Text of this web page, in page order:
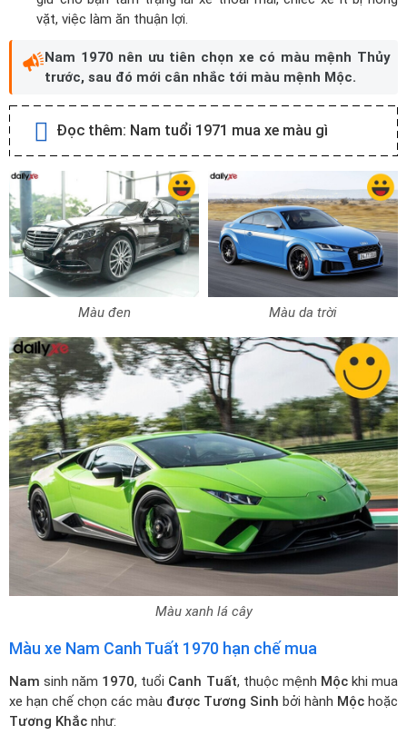
vặt, việc làm ăn thuận lợi.
Nam 1970 nên ưu tiên chọn xe có màu mệnh Thủy
trước, sau đó mới cân nhắc tới màu mệnh Mộc.
Đọc thêm: Nam tuổi 1971 mua xe màu gì
Màu đen Màu da trời
Màu xanh lá cây
Màu xe Nam Canh Tuất 1970 hạn chế mua
Nam sinh năm 1970, tuổi Canh Tuất, thuộc mệnh Mộckhi mua
xe hạn chế chọn các màu được Tương Sinh bởi hành Mộc hoặc
Tương Khắc như: